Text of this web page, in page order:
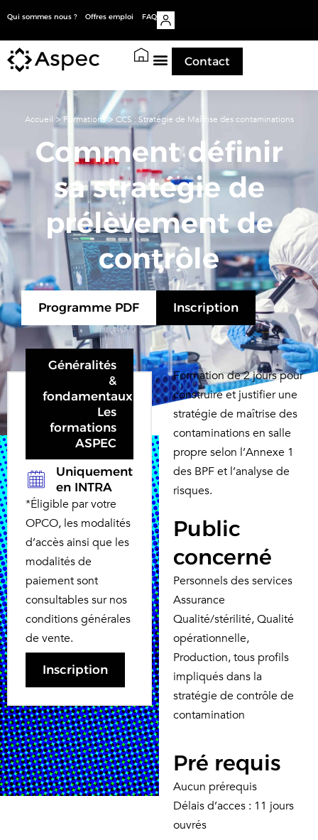
Qui sommes nous ? Offres emploi FAQ
Contact
Accueil > Formations> CCS : Stratégie de Maîtrise des contaminations
Comment définir
sa stratégie de
prélèvement de
contrôle
Programme PDF Inscription
Formation de 2 jours pour
construire et justifier une
stratégie de maîtrise des
contaminations en salle
propre selon l’Annexe 1
des BPF et l’analyse de
risques.
Public
concerné
Personnels des services
Assurance
Qualité/stérilité, Qualité
opérationnelle,
Production, tous profils
impliqués dans la
stratégie de contrôle de
contamination
Pré requis
Aucun prérequis
Délais d’acces : 11 jours
ouvrés
Généralités
&
fondamentaux
Les
formations
ASPEC
Uniquement
en INTRA
*Éligible par votre
OPCO, les modalités
d’accès ainsi que les
modalités de
paiement sont
consultables sur nos
conditions générales
de vente.
Inscription